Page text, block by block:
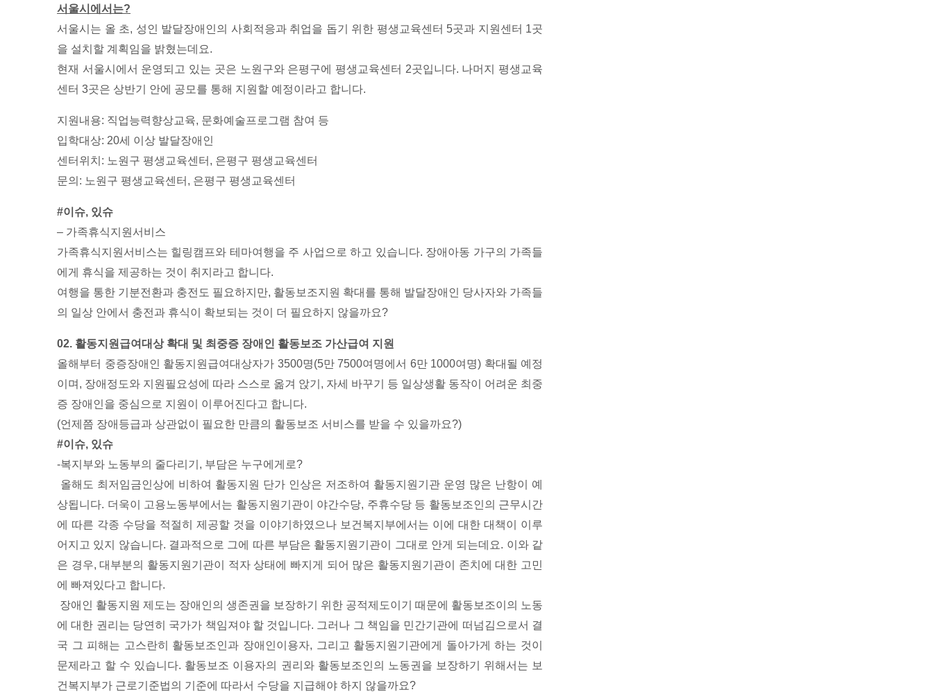
서울시에서는?
서울시는 올 초, 성인 발달장애인의 사회적응과 취업을 돕기 위한 평생교육센터 5곳과 지원센터 1곳
을 설치할 계획임을 밝혔는데요.
현재 서울시에서 운영되고 있는 곳은 노원구와 은평구에 평생교육센터 2곳입니다. 나머지 평생교육
센터 3곳은 상반기 안에 공모를 통해 지원할 예정이라고 합니다.
지원내용: 직업능력향상교육, 문화예술프로그램 참여 등
입학대상: 20세 이상 발달장애인
센터위치: 노원구 평생교육센터, 은평구 평생교육센터
문의: 노원구 평생교육센터, 은평구 평생교육센터
#이슈, 있슈
– 가족휴식지원서비스
가족휴식지원서비스는 힐링캠프와 테마여행을 주 사업으로 하고 있습니다. 장애아동 가구의 가족들
에게 휴식을 제공하는 것이 취지라고 합니다.
여행을 통한 기분전환과 충전도 필요하지만, 활동보조지원 확대를 통해 발달장애인 당사자와 가족들
의 일상 안에서 충전과 휴식이 확보되는 것이 더 필요하지 않을까요?
02. 활동지원급여대상 확대 및 최중증 장애인 활동보조 가산급여 지원
올해부터 중증장애인 활동지원급여대상자가 3500명(5만 7500여명에서 6만 1000여명) 확대될 예정
이며, 장애정도와 지원필요성에 따라 스스로 옮겨 앉기, 자세 바꾸기 등 일상생활 동작이 어려운 최중
증 장애인을 중심으로 지원이 이루어진다고 합니다.
(언제쯤 장애등급과 상관없이 필요한 만큼의 활동보조 서비스를 받을 수 있을까요?)
#이슈, 있슈
-복지부와 노동부의 줄다리기, 부담은 누구에게로?
올해도 최저임금인상에 비하여 활동지원 단가 인상은 저조하여 활동지원기관 운영 많은 난항이 예
상됩니다. 더욱이 고용노동부에서는 활동지원기관이 야간수당, 주휴수당 등 활동보조인의 근무시간
에 따른 각종 수당을 적절히 제공할 것을 이야기하였으나 보건복지부에서는 이에 대한 대책이 이루
어지고 있지 않습니다. 결과적으로 그에 따른 부담은 활동지원기관이 그대로 안게 되는데요. 이와 같
은 경우, 대부분의 활동지원기관이 적자 상태에 빠지게 되어 많은 활동지원기관이 존치에 대한 고민
에 빠져있다고 합니다.
장애인 활동지원 제도는 장애인의 생존권을 보장하기 위한 공적제도이기 때문에 활동보조이의 노동
에 대한 권리는 당연히 국가가 책임져야 할 것입니다. 그러나 그 책임을 민간기관에 떠넘김으로서 결
국 그 피해는 고스란히 활동보조인과 장애인이용자, 그리고 활동지원기관에게 돌아가게 하는 것이
문제라고 할 수 있습니다. 활동보조 이용자의 권리와 활동보조인의 노동권을 보장하기 위해서는 보
건복지부가 근로기준법의 기준에 따라서 수당을 지급해야 하지 않을까요?